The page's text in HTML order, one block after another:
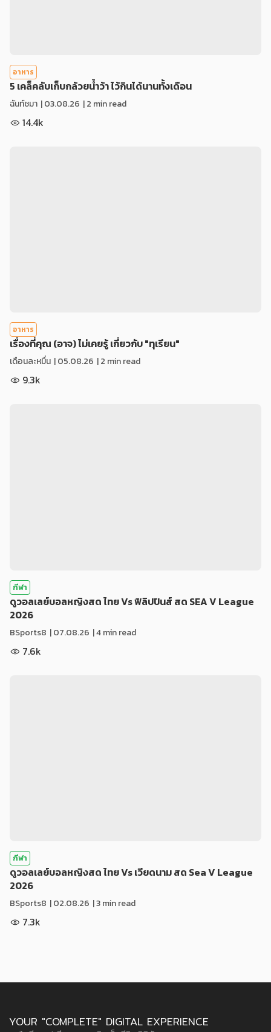
อาหาร
5 เคล็คลับเก็บกล้วยน้ำว้า ไว้กินได้นานทั้งเดือน
ฉันท์ชมา |03.08.26 | 2 min read
14.4k
อาหาร
เรื่องที่คุณ (อาจ) ไม่เคยรู้ เกี่ยวกับ "ทุเรียน"
เดือนละหมื่น |05.08.26 | 2 min read
9.3k
กีฬา
ดูวอลเลย์บอลหญิงสด ไทย Vs ฟิลิปปินส์ สด SEA V League
2026
BSports8 |07.08.26 | 4 min read
7.6k
กีฬา
ดูวอลเลย์บอลหญิงสด ไทย Vs เวียดนาม สด Sea V League
2026
BSports8 |02.08.26 | 3 min read
7.3k
YOUR "COMPLETE" DIGITAL EXPERIENCE